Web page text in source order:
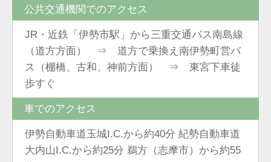
公共交通機関でのアクセス
JR・近鉄「伊勢市駅」から三重交通バス南島線
（道方方面） ⇒ 道方で乗換え南伊勢町営バ
ス（棚橋、古和、神前方面） ⇒ 東宮下車徒
歩すぐ
車でのアクセス
伊勢自動車道玉城I.C.から約40分 紀勢自動車道
大内山I.C.から約25分 鵜方（志摩市）から約55